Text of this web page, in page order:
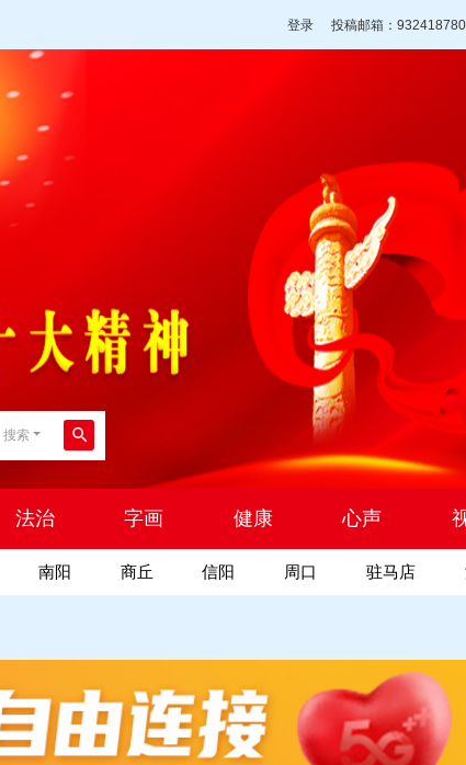
登录 投稿邮箱：
法治 字画 健康 心声
搜索
搜
南阳 商丘 信阳 周口 驻马店